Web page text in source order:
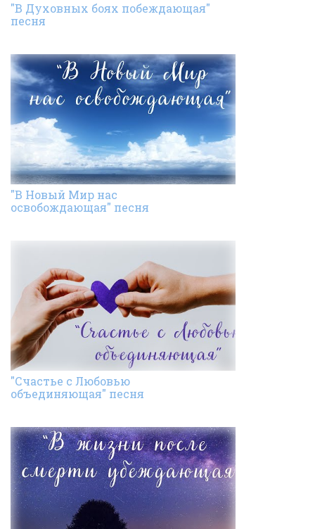
"В Духовных боях побеждающая"
песня
"В Новый Мир нас
освобождающая" песня
"Счастье с Любовью
объединяющая" песня